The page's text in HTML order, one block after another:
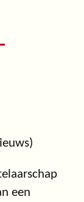
een